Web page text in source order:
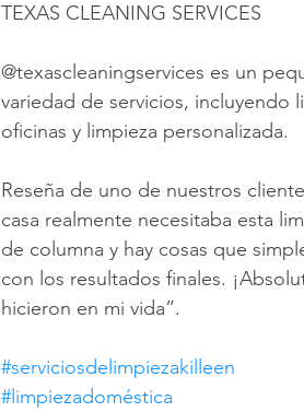
TEXAS CLEANING SERVICES
@texascleaningservices es un
variedad de servicios, incluyendo
oficinas y limpieza personalizada.
Reseña de uno de nuestros
casa realmente necesitaba esta
de columna y hay cosas que
con los resultados finales.
hicieron en mi vida”.
#serviciosdelimpiezakilleen
#limpiezadoméstica